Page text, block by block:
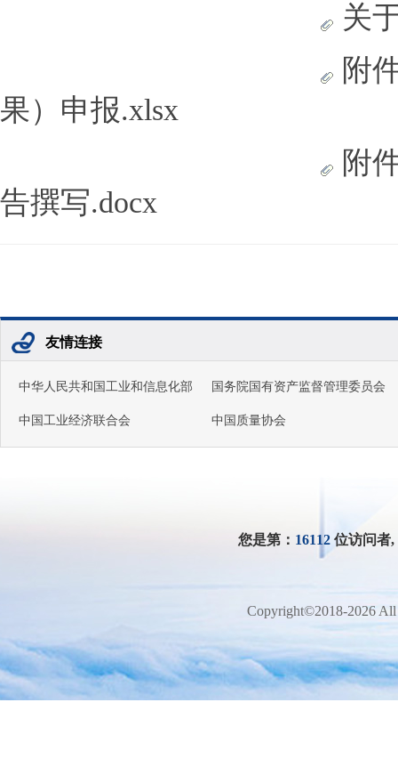
关
附
果）申报.xlsx
附
告撰写.docx
友情连接
中华人民共和国工业和信息化部 国务院国有资产监督管理委员会
中国工业经济联合会 中国质量协会
您是第： 16112 位访问
Copyright©2018-2026